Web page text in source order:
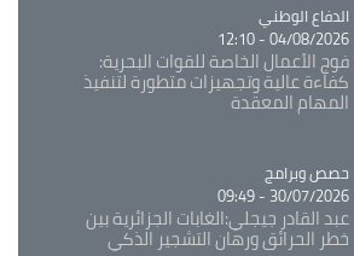
Catégorie
الدفاع الوطني
04/08/2026 - 12:10
فوج الأعمال الخاصة للقوات البحرية:
كفاءة عالية وتجهيزات متطورة لتنفيذ
المهام المعقدة
Catégorie
حصص وبرامج
30/07/2026 - 09:49
عبد القادر جيجلي:الغابات الجزائرية بين
خطر الحرائق ورهان التشجير الذكي